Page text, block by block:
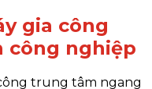
gia công
công nghiệp